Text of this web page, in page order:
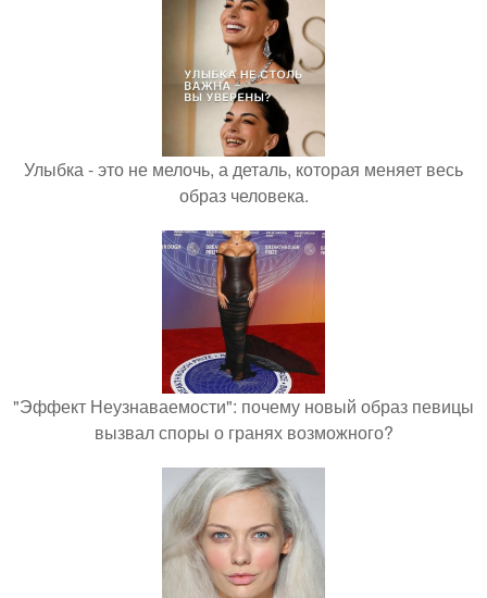
Улыбка - это не мелочь, а деталь, которая меняет весь
образ человека.
"Эффект Неузнаваемости": почему новый образ певицы
вызвал споры о гранях возможного?